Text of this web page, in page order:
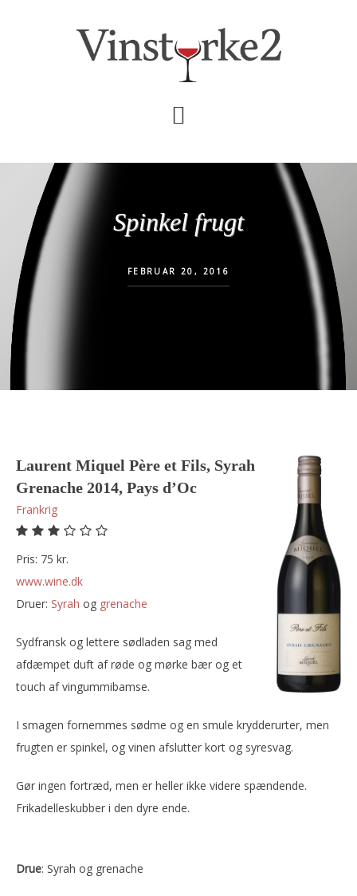
Spinkel frugt
FEBRUAR 20, 2016
Laurent Miquel Père et Fils, Syrah
Grenache 2014, Pays d’Oc
Frankrig
Pris: 75 kr.
www.wine.dk
Druer:
syrah og grenache
Sydfransk og lettere sødladen sag med
afdæmpet duft af røde og mørke bær og et
touch af vingummibamse.
I smagen fornemmes sødme og en smule krydderurter, men
frugten er spinkel, og vinen afslutter kort og syresvag.
Gør ingen fortræd, men er heller ikke videre spændende.
Frikadelleskubber i den dyre ende.
Drue: Syrah og grenache